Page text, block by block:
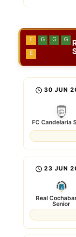
E G G
G
E
30 JUN
FC Candelaria
23 JUN
Real
Senior